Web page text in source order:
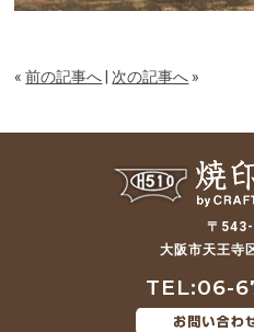
«前の記事へ 次の記事へ »
〒
大阪市天王寺
TEL:06-